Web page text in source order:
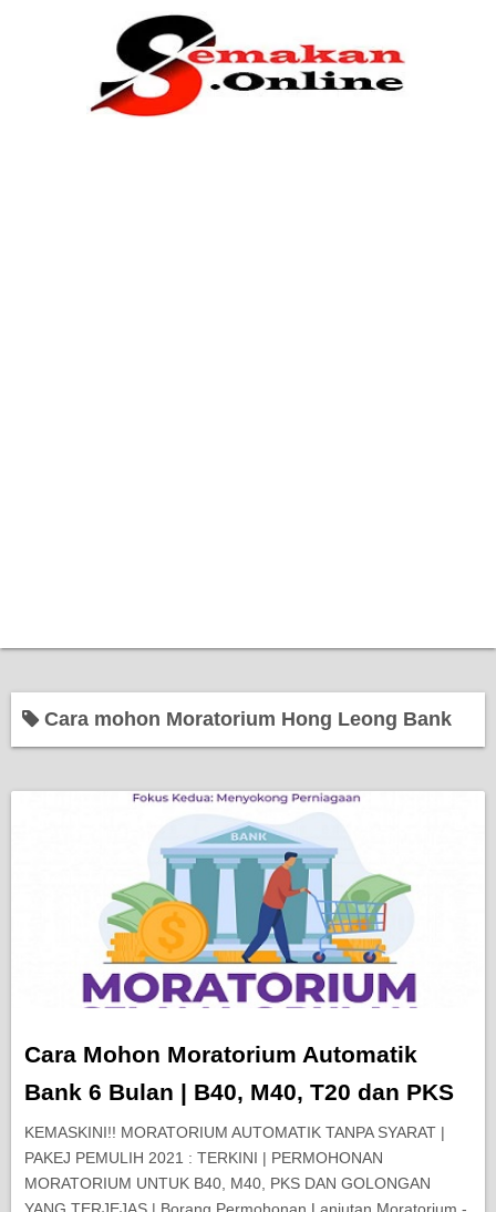
Cara mohon Moratorium Hong Leong Bank
Cara Mohon Moratorium Automatik
Bank 6 Bulan | B40, M40, T20 dan PKS
KEMASKINI!! MORATORIUM AUTOMATIK TANPA SYARAT |
PAKEJ PEMULIH 2021 : TERKINI | PERMOHONAN
MORATORIUM UNTUK B40, M40, PKS DAN GOLONGAN